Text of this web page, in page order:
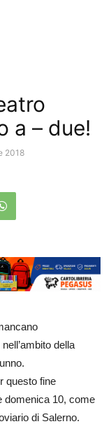
a – due!
2018
della
questo fine
domenica 10, come
di Salerno.